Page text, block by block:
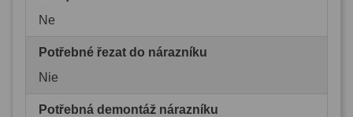
Ne
Potřebné řezat do nárazníku
Nie
Potřebná demontáž nárazníku